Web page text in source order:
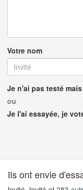
Votre nom
Je n'ai pas testé
ou
Je l'ai essayée, je
Ils ont envie